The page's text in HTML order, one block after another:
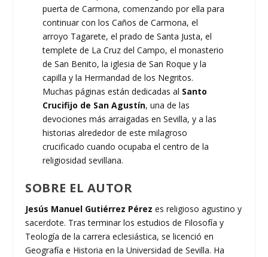
puerta de Carmona, comenzando por ella para
continuar con los Caños de Carmona, el
arroyo Tagarete, el prado de Santa Justa, el
templete de La Cruz del Campo, el monasterio
de San Benito, la iglesia de San Roque y la
capilla y la Hermandad de los Negritos.
Muchas páginas están dedicadas al Santo
Crucifijo de San Agustín, una de las
devociones más arraigadas en Sevilla, y a las
historias alrededor de este milagroso
crucificado cuando ocupaba el centro de la
religiosidad sevillana.
SOBRE EL AUTOR
Jesús Manuel Gutiérrez Pérez es religioso agustino y
sacerdote. Tras terminar los estudios de Filosofía y
Teología de la carrera eclesiástica, se licenció en
Geografía e Historia en la Universidad de Sevilla. Ha